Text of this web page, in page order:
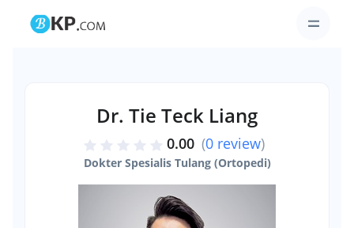
Dr. Tie Teck Liang
0.00 (0 review)
Dokter Spesialis Tulang (Ortopedi)